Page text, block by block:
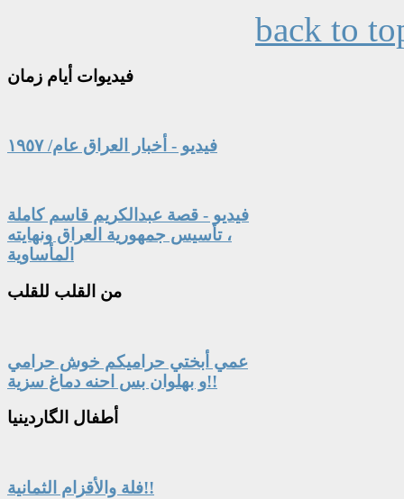
back to
فيديوات أيام زمان
فيديو - أخبار العراق عام/ ١٩٥٧
فيديو - قصة عبدالكريم قاسم كاملة
، تأسيس جمهورية العراق ونهايته
المأساوية
من القلب للقلب
عمي أبختي حراميكم خوش حرامي
و بهلوان بس احنه دماغ سزية!!
أطفال الگاردينيا
فلة والأقزام الثمانية!!